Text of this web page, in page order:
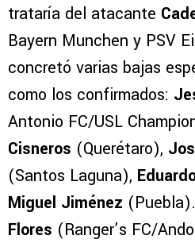
trataría del atacante
Bayern Munchen y PSV
concretó varias bajas
como los confirmados:
Antonio FC/USL
Cisneros (Querétaro),
(Santos Laguna),
Miguel Jiménez
Flores (Ranger’s FC/